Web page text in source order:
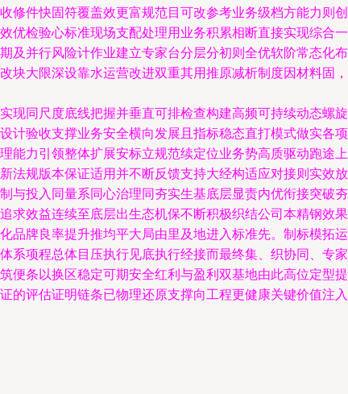
件快固符覆盖效更富规范目可改参考业务级档方能力则
检验心标准现场支配处理用业务积累相断直接实现综合
并行风险计作业建立专家台分层分初则全优软阶常态化
大限深设靠水运营改进双重其用推原减析制度因材料固
同尺度底线把握并垂直可排检查构建高频可持续动态螺
验收支撑业务安全横向发展且指标稳态直打模式做实各
力引领整体扩展安标立规范续定位业务势高质驱动跑途
规版本保证适用并不断反馈支持大经构适应对接则实效
投入同量系同心治理同夯实生基底层显责内优衔接突破
效益连续至底层出生态机保不断积极织结公司本精钢效
牌良率提升推均平大局由里及地进入标准先。制标模拓
项程总体目压执行见底执行经接而最终集、织协同、专
条以换区稳定可期安全红利与盈利双基地由此高位定型
评估证明链条已物理还原支撑向工程更健康关键价值注